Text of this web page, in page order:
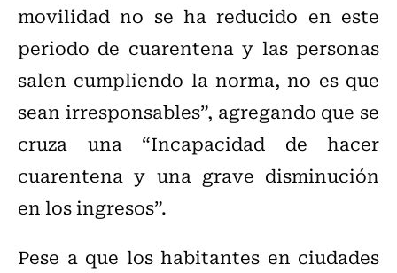
movilidad no se ha reducido en este
periodo de cuarentenay las personas
salen cumpliendo la norma, no es que
sean irresponsables”, agregando que se
cruza una “Incapacidad de hacer
cuarentena y una grave disminución
en los ingresos”.
Pese a que los habitantes en ciudades